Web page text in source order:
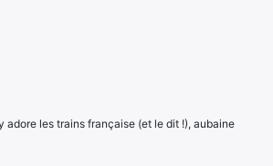
adore les trains française (et le dit !), aubaine